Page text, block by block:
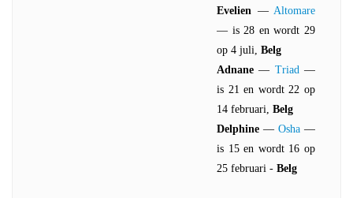
Evelien — Altomare
— is 28 en wordt 29
op 4 juli, Belg
Adnane — Triad—
is 21 en wordt 22 op
14 februari, Belg
Delphine — Osha —
is 15 en wordt 16 op
25 februari - Belg